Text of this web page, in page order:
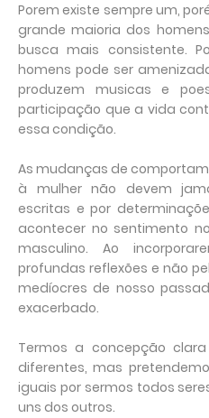
Porem existe sempre um,
grande maioria dos
busca mais consistente.
homens pode ser
produzem musicas e
participação que a vida
essa condição.
As mudanças de
à mulher não devem
escritas e por
acontecer no sentimento
masculino. Ao
profundas reflexões e não
medíocres de nosso
exacerbado.
Termos a concepção
diferentes, mas
iguais por sermos todos
uns dos outros.